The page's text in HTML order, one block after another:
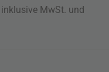
MwSt. und